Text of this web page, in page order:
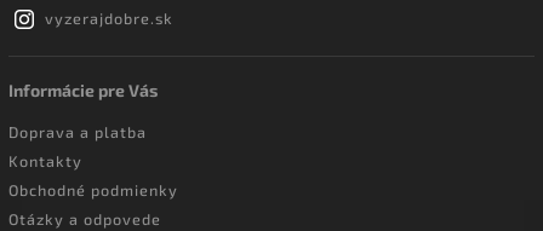
vyzerajdobre.sk
Informácie pre Vás
Doprava a platba
Kontakty
Obchodné podmienky
Otázky a odpovede